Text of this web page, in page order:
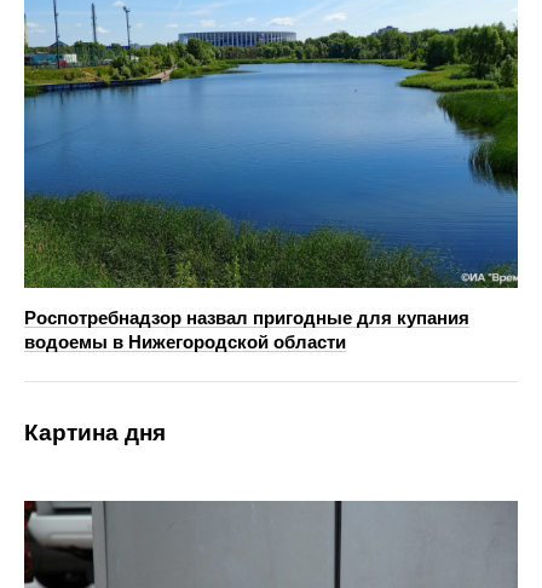
Роспотребнадзор назвал пригодные для купания
водоемы в Нижегородской области
Картина дня